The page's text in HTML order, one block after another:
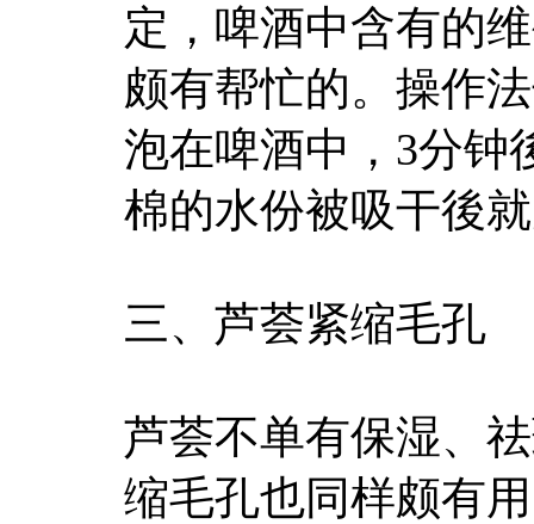
定，啤酒中含有的
颇有帮忙的。操作
泡在啤酒中，3分钟
棉的水份被吸干後
三、芦荟紧缩毛孔
芦荟不单有保湿、
缩毛孔也同样颇有